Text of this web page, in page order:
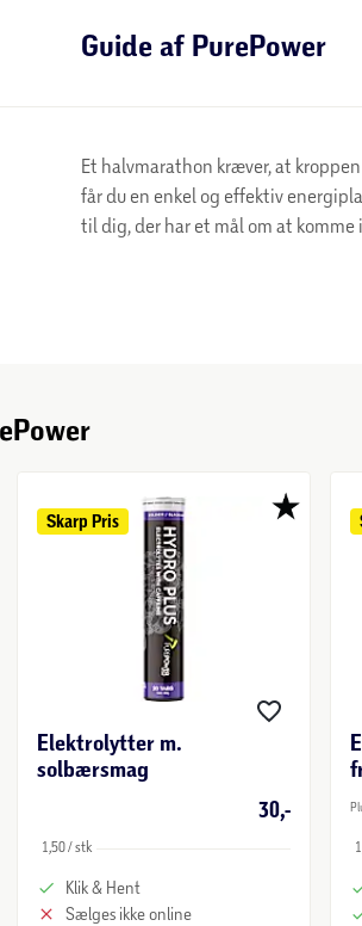
Guide af PurePower
Et halvmarathon kræver, at
får du en enkel og effektiv
til dig, der har et mål om at komme
Skarp Pris
Elektrolytter m.
solbærsmag
30,-
1,50 / stk
Klik & Hent
Sælges ikke online